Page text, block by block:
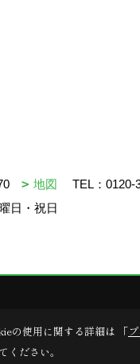
地図 TEL： 0120-
日・祝日
の使用に関する詳細は 「
ださい。